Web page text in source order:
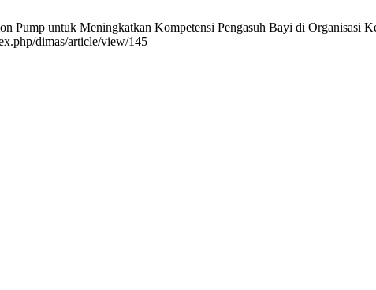
Pump untuk Meningkatkan Kompetensi Pengasuh Bayi di Organisasi
dimas/article/view/145